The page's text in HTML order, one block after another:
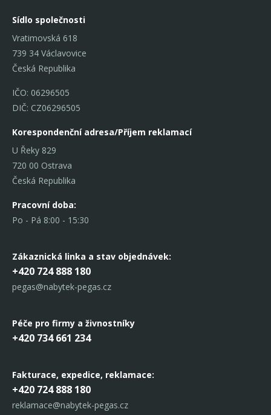
Sídlo společnosti
Vratimovská 618
739 34 Václavovice
Česká Republika
IČO: 06296505
DIČ: CZ06296505
Korespondenční adresa/Příjem reklamací
U Řeky 829
720 00 Ostrava
Česká Republika
Pracovní doba:
Po - Pá 8:00 - 15:30
Zákaznická linka a stav objednávek:
+420 724 888 180
pegas@nabytek-pegas.cz
Péče pro firmy a živnostníky
+420 734 661 234
Fakturace, expedice, reklamace:
+420 724 888 180
reklamace@nabytek-pegas.cz